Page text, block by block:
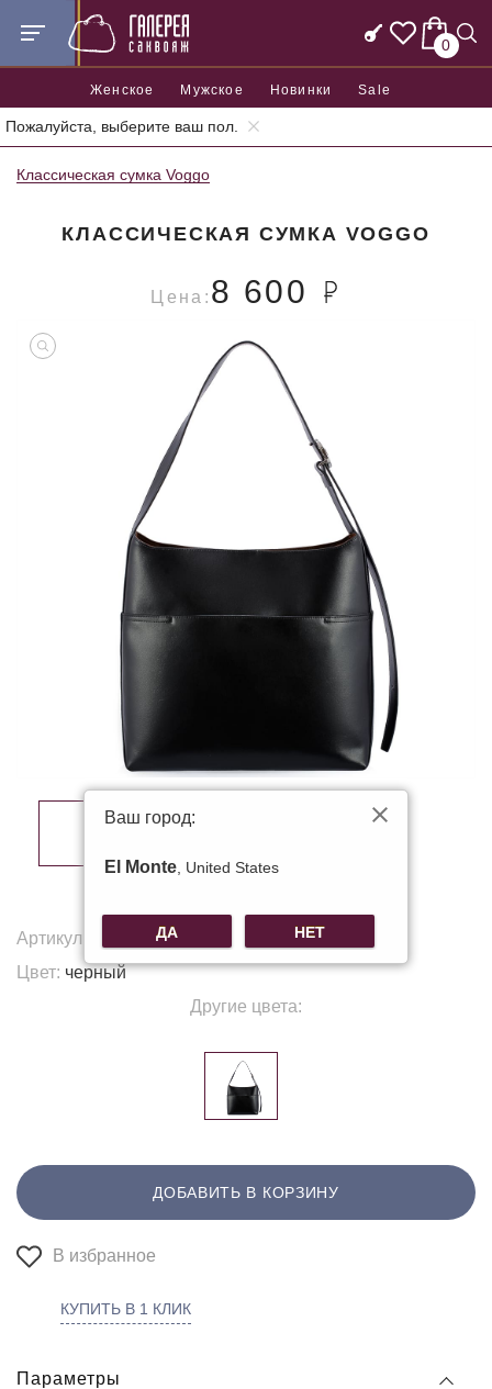
0
Женское Мужское Новинки Sale
Пожалуйста, выберите ваш пол.
Главная Женские сумки Женские классические сумки
Классическая сумка Voggo
КЛАССИЧЕСКАЯ СУМКА VOGGO
Цена: 8 600
Артикул:
Цвет: черный
Другие цвета:
ДОБАВИТЬ В КОРЗИНУ
В избранное
КУПИТЬ В 1 КЛИК
Параметры
Ваш город:
El Monte , United States
ДА НЕТ